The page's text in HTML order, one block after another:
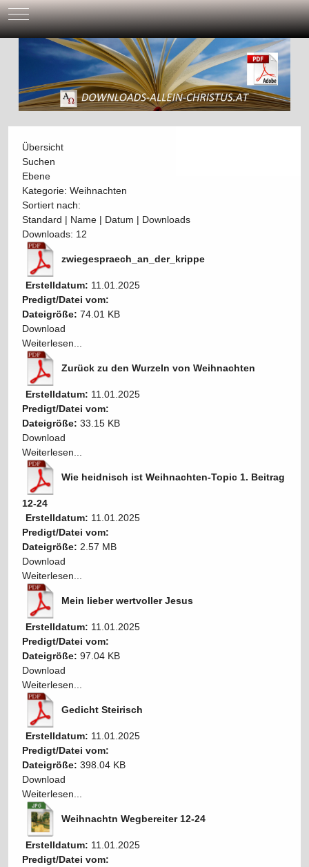
Mobile Menu Toggle
Übersicht
Suchen
Ebene
Kategorie: Weihnachten
Sortiert nach:
Standard | Name | Datum | Downloads
Downloads: 12
zwiegespraech_an_der_krippe
Erstelldatum: 11.01.2025
Predigt/Datei vom:
Dateigröße: 74.01 KB
Download
Weiterlesen...
Zurück zu den Wurzeln von Weihnachten
Erstelldatum: 11.01.2025
Predigt/Datei vom:
Dateigröße: 33.15 KB
Download
Weiterlesen...
Wie heidnisch ist Weihnachten-Topic 1. Beitrag
12-24
Erstelldatum: 11.01.2025
Predigt/Datei vom:
Dateigröße: 2.57 MB
Download
Weiterlesen...
Mein lieber wertvoller Jesus
Erstelldatum: 11.01.2025
Predigt/Datei vom:
Dateigröße: 97.04 KB
Download
Weiterlesen...
Gedicht Steirisch
Erstelldatum: 11.01.2025
Predigt/Datei vom:
Dateigröße: 398.04 KB
Download
Weiterlesen...
Weihnachtn Wegbereiter 12-24
Erstelldatum: 11.01.2025
Predigt/Datei vom: